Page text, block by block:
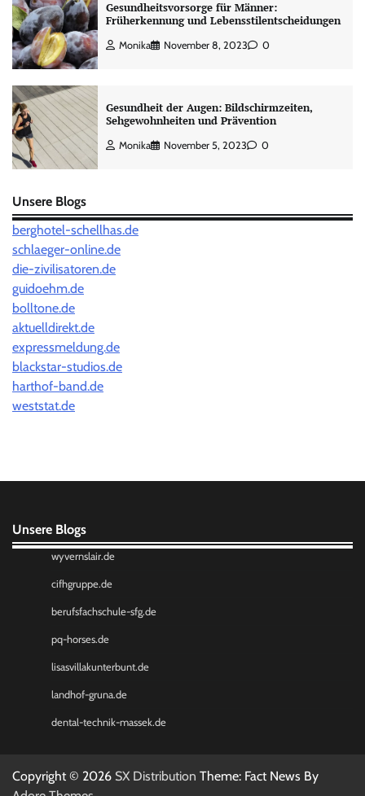
Gesundheitsvorsorge für Männer:
Früherkennung und Lebensstilentscheidungen
Monika November 8, 2023 0
Gesundheit der Augen: Bildschirmzeiten,
Sehgewohnheiten und Prävention
Monika November 5, 2023 0
Unsere Blogs
berghotel-schellhas.de
schlaeger-online.de
die-zivilisatoren.de
guidoehm.de
bolltone.de
aktuelldirekt.de
expressmeldung.de
blackstar-studios.de
harthof-band.de
weststat.de
Unsere Blogs
wyvernslair.de
cifhgruppe.de
berufsfachschule-sfg.de
pq-horses.de
lisasvillakunterbunt.de
landhof-gruna.de
dental-technik-massek.de
Copyright © 2026 SX Distribution Theme: Fact News By